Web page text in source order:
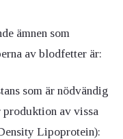
ämnen som
av blodfetter är:
som är nödvändig
av vissa
Lipoprotein):